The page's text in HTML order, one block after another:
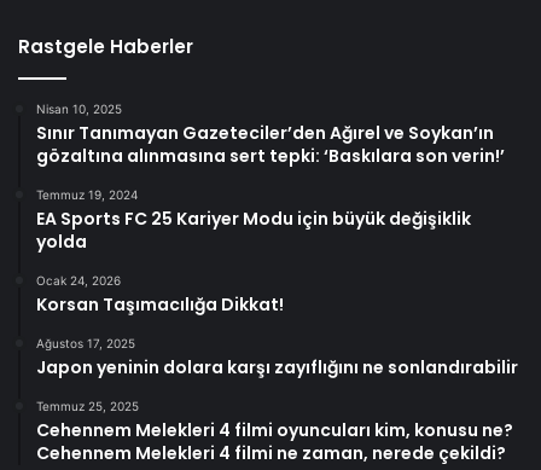
Rastgele Haberler
Nisan 10, 2025
Sınır Tanımayan Gazeteciler’den Ağırel ve Soykan’ın
gözaltına alınmasına sert tepki: ‘Baskılara son verin!’
Temmuz 19, 2024
EA Sports FC 25 Kariyer Modu için büyük değişiklik
yolda
Ocak 24, 2026
Korsan Taşımacılığa Dikkat!
Ağustos 17, 2025
Japon yeninin dolara karşı zayıflığını ne sonlandırabilir
Temmuz 25, 2025
Cehennem Melekleri 4 filmi oyuncuları kim, konusu ne?
Cehennem Melekleri 4 filmi ne zaman, nerede çekildi?